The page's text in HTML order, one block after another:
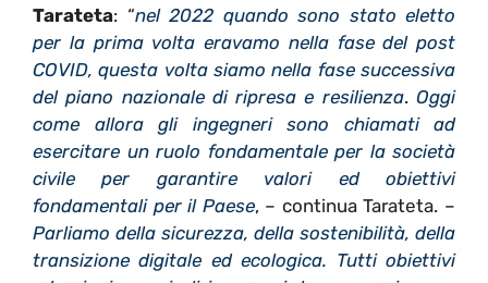
Tarateta: “nel 2022 quando sono stato eletto
per la prima volta eravamo nella fase del post
COVID, questa volta siamo nella fase successiva
del piano nazionale di ripresa e resilienza.Oggi
come allora gli ingegneri sono chiamati ad
esercitare un ruolo fondamentale per la società
civile per garantire valori ed obiettivi
fondamentali per il Paese, – continua Tarateta. –
Parliamo della sicurezza, della sostenibilità, della
transizione digitale ed ecologica. Tutti obiettivi